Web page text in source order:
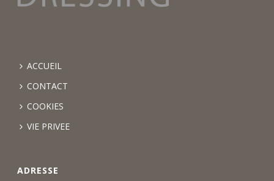
ACCUEIL
CONTACT
COOKIES
VIE PRIVEE
ADRESSE